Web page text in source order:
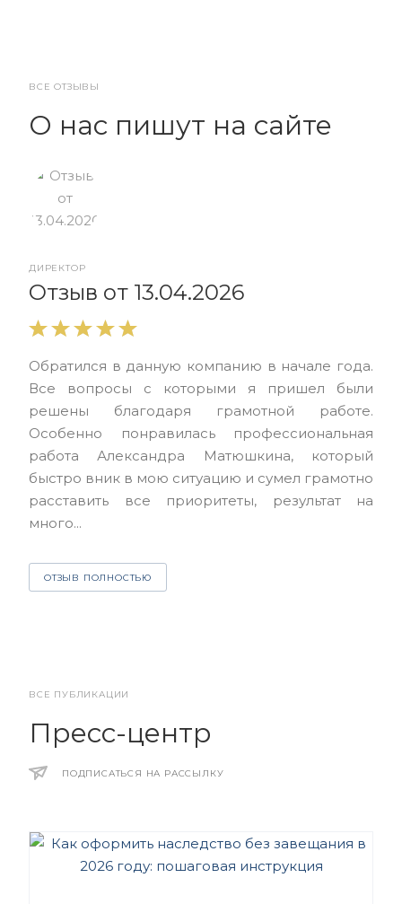
ВСЕ ОТЗЫВЫ
О нас пишут на сайте
ДИРЕКТОР
Отзыв от 13.04.2026
Обратился в данную компанию в начале года.
Все вопросы с которыми я пришел были
решены благодаря грамотной работе.
Особенно понравилась профессиональная
работа Александра Матюшкина, который
быстро вник в мою ситуацию и сумел грамотно
расставить все приоритеты, результат на
много...
ОТЗЫВ ПОЛНОСТЬЮ
ВСЕ ПУБЛИКАЦИИ
Пресс-центр
ПОДПИСАТЬСЯ НА РАССЫЛКУ